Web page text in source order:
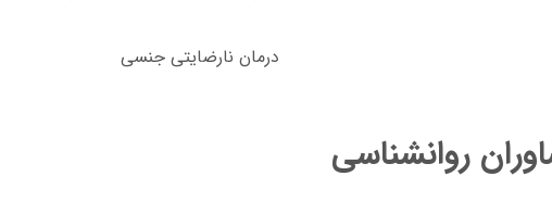
درمان نارضایتی جنسی
روانشناسی